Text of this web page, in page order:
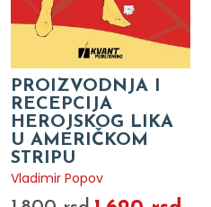
PROIZVODNJA I
RECEPCIJA
HEROJSKOG LIKA
U AMERIČKOM
STRIPU
Vladimir Popov